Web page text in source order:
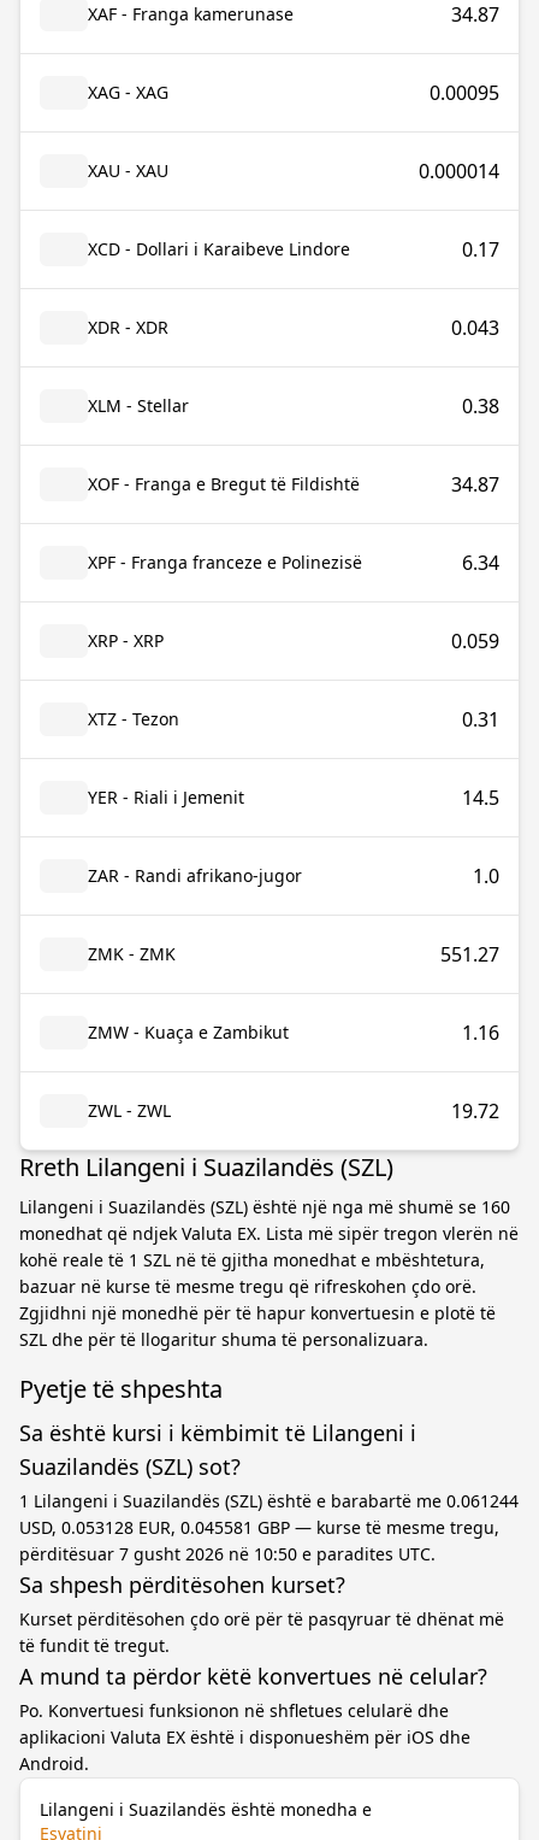
XAF - Franga kamerunase 34.87
XAG - XAG 0.00095
XAU - XAU 0.000014
XCD - Dollari i Karaibeve Lindore 0.17
XDR - XDR 0.043
XLM - Stellar 0.38
XOF - Franga e Bregut të Fildishtë 34.87
XPF - Franga franceze e Polinezisë 6.34
XRP - XRP 0.059
XTZ - Tezon 0.31
YER - Riali i Jemenit 14.5
ZAR - Randi afrikano-jugor 1.0
ZMK - ZMK 551.27
ZMW - Kuaça e Zambikut 1.16
ZWL - ZWL 19.72
Rreth Lilangeni i Suazilandës (SZL)
Lilangeni i Suazilandës (SZL) është një nga më shumë se 160
monedhat që ndjek Valuta EX. Lista më sipër tregon vlerën në
kohë reale të 1 SZL në të gjitha monedhat e mbështetura,
bazuar në kurse të mesme tregu që rifreskohen çdo orë.
Zgjidhni një monedhë për të hapur konvertuesin e plotë të
SZL dhe për të llogaritur shuma të personalizuara.
Pyetje të shpeshta
Sa është kursi i këmbimit të Lilangeni i
Suazilandës (SZL) sot?
1 Lilangeni i Suazilandës (SZL) është e barabartë me 0.061244
USD, 0.053128 EUR, 0.045581 GBP — kurse të mesme tregu,
përditësuar 7 gusht 2026 në 10:50 e paradites UTC.
Sa shpesh përditësohen kurset?
Kurset përditësohen çdo orë për të pasqyruar të dhënat më
të fundit të tregut.
A mund ta përdor këtë konvertues në celular?
Po. Konvertuesi funksionon në shfletues celularë dhe
aplikacioni Valuta EX është i disponueshëm për iOS dhe
Android.
Lilangeni i Suazilandës është monedha e
Esvatini